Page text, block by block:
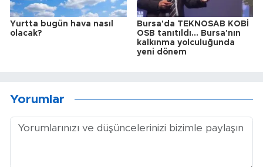
Yurtta bugün hava nasıl
olacak?
Bursa'da TEKNOSAB KOBİ
OSB tanıtıldı... Bursa'nın
kalkınma yolculuğunda
yeni dönem
Yorumlar